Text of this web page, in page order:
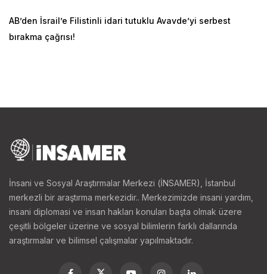
AB’den İsrail’e Filistinli idari tutuklu Avavde’yi serbest
bırakma çağrısı!
İnsani ve Sosyal Araştırmalar Merkezi (İNSAMER), İstanbul
merkezli bir araştırma merkezidir.. Merkezimizde insani yardım,
insani diplomasi ve insan hakları konuları başta olmak üzere
çeşitli bölgeler üzerine ve sosyal bilimlerin farklı dallarında
araştırmalar ve bilimsel çalışmalar yapılmaktadır.